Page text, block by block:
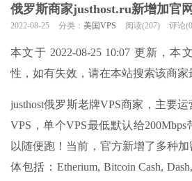
俄罗斯商家justhost.ru新增加官
2022-08-25 分类： 美国VPS 阅读(207) 评论
本文于 2022-08-25 10:07 更新，本
性，如有失效，请在本站搜索该商家
justhost俄罗斯老牌VPS商家，主要
VPS，单个VPS最低默认给
以随便跑！当前，官方新增了多种
体包括：Etherium, Bitcoin Cash,